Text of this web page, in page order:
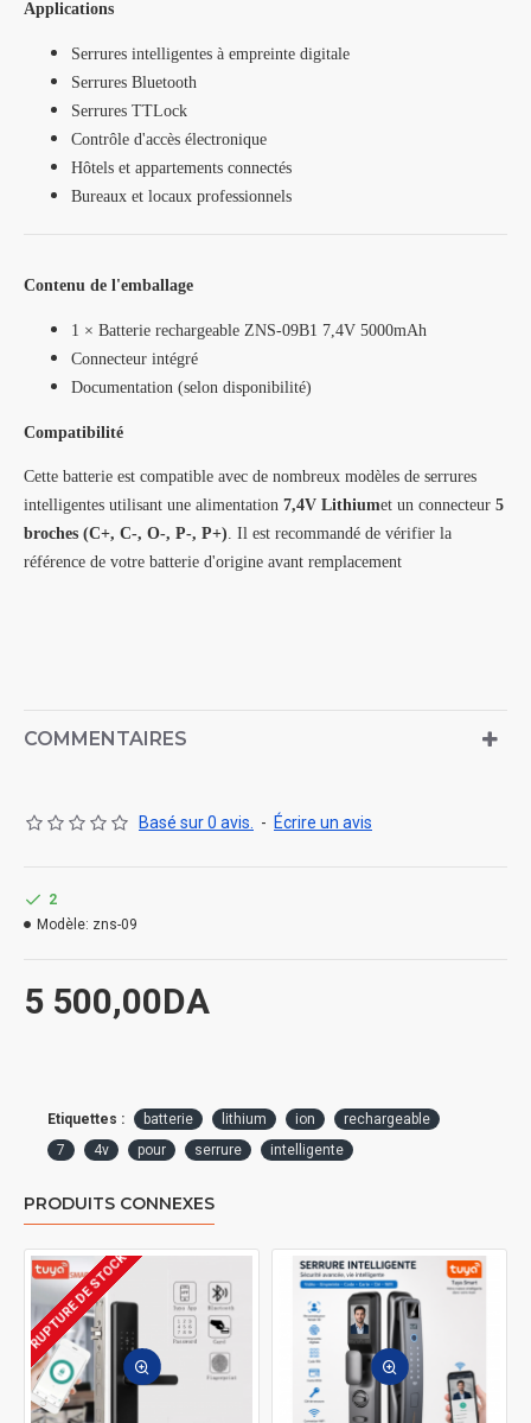
Applications
Serrures intelligentes à empreinte digitale
Serrures Bluetooth
Serrures TTLock
Contrôle d'accès électronique
Hôtels et appartements connectés
Bureaux et locaux professionnels
Contenu de l'emballage
1 × Batterie rechargeable ZNS-09B1 7,4V 5000mAh
Connecteur intégré
Documentation (selon disponibilité)
Compatibilité
Cette batterie est compatible avec de nombreux modèles de serrures
intelligentes utilisant une alimentation 7,4V Lithiumet un connecteur 5
broches (C+, C-, O-, P-, P+). Il est recommandé de vérifier la
référence de votre batterie d'origine avant remplacement
COMMENTAIRES
Basé sur 0 avis. - Écrire un avis
5 500,00DA
2
Modèle: zns-09
Etiquettes : batterie lithium ion
rechargeable
7
4v pour serrure intelligente
PRODUITS CONNEXES
RUPTURE DE STOCK